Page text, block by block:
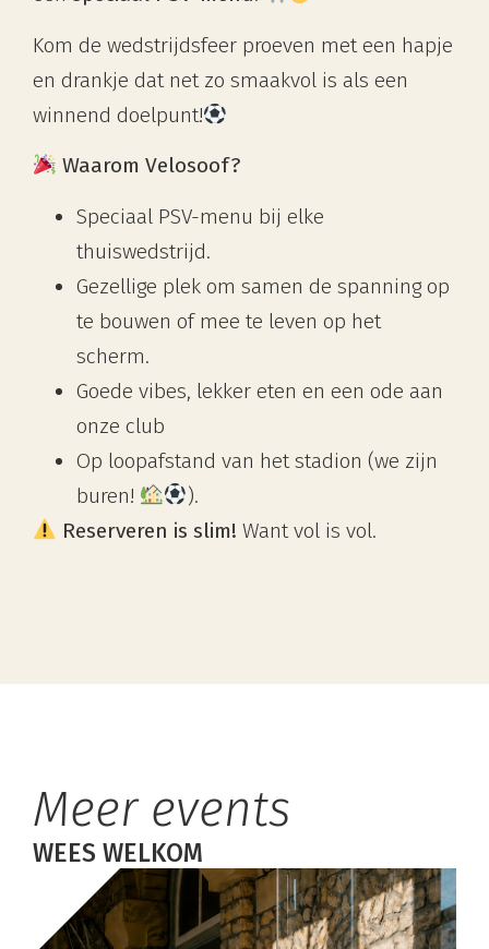
Kom de wedstrijdsfeer proeven met een hapje
en drankje dat net zo smaakvol is als een
winnend doelpunt!
Waarom Velosoof?
Speciaal PSV-menu bij elke
thuiswedstrijd.
Gezellige plek om samen de spanning op
te bouwen of mee te leven op het
scherm.
Goede vibes, lekker eten en een ode aan
onze club
Op loopafstand van het stadion (we zijn
buren!
).
Reserveren is slim! Want vol is vol.
WEES WELKOM
Meer events